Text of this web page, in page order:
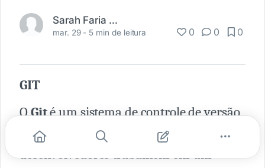
Sarah Faria Rezende
mar. 29 - 5 min de leitura 0 0 0
GIT
OGité um sistema de controle de versão
de software, que permite que
desenvolvedores trabalhem em um